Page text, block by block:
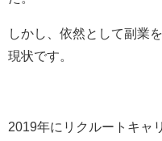
しかし、依然として副業
現状です。
2019年にリクルートキャ